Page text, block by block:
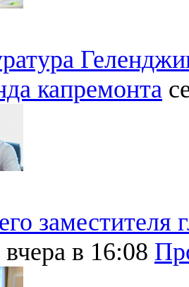
капремонта
заместителя
вчера в 16:08